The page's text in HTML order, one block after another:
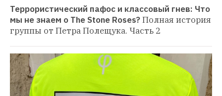
Террористический пафос и классовый гнев: Что
мы не знаем о The Stone Roses?Полная история
группы от Петра Полещука. Часть 2